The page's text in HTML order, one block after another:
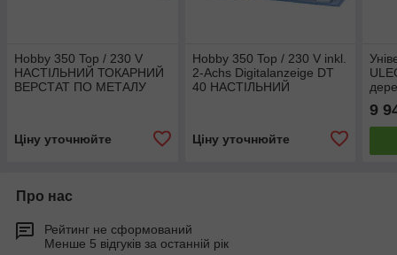
Hobby 350 Top / 230 V
НАСТІЛЬНИЙ ТОКАРНИЙ
ВЕРСТАТ ПО МЕТАЛУ
Ціну уточнюйте
Hobby 350 Top / 230 V inkl.
2-Achs Digitalanzeige DT
40 НАСТІЛЬНИЙ
Ціну уточнюйте
9
Про нас
Рейтинг не сформований
Менше 5 відгуків за останній рік